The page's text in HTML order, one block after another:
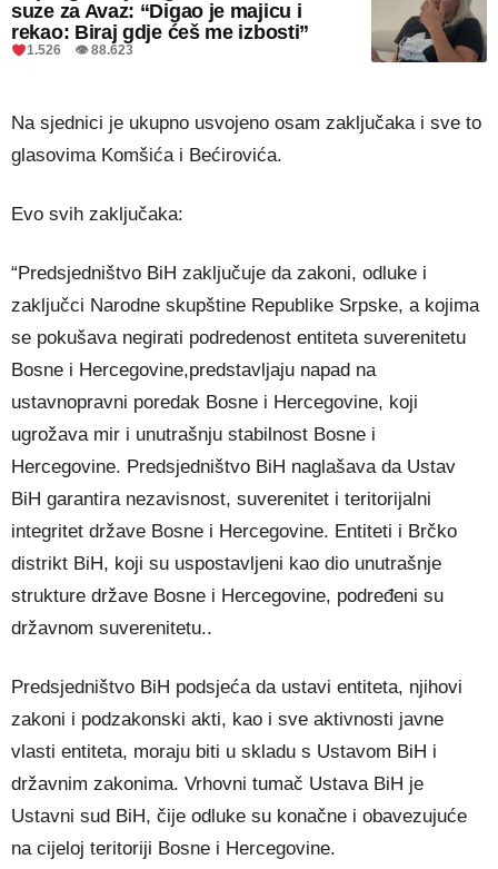
suze za Avaz: “Digao je majicu i
rekao: Biraj gdje ćeš me izbosti”
1.526 👁 88.623
Na sjednici je ukupno usvojeno osam zaključaka i sve to
glasovima Komšića i Bećirovića.
Evo svih zaključaka:
“Predsjedništvo BiH zaključuje da zakoni, odluke i
zaključci Narodne skupštine Republike Srpske, a kojima
se pokušava negirati podredenost entiteta suverenitetu
Bosne i Hercegovine,predstavljaju napad na
ustavnopravni poredak Bosne i Hercegovine, koji
ugrožava mir i unutrašnju stabilnost Bosne i
Hercegovine. Predsjedništvo BiH naglašava da Ustav
BiH garantira nezavisnost, suverenitet i teritorijalni
integritet države Bosne i Hercegovine. Entiteti i Brčko
distrikt BiH, koji su uspostavljeni kao dio unutrašnje
strukture države Bosne i Hercegovine, podređeni su
državnom suverenitetu..
Predsjedništvo BiH podsjeća da ustavi entiteta, njihovi
zakoni i podzakonski akti, kao i sve aktivnosti javne
vlasti entiteta, moraju biti u skladu s Ustavom BiH i
državnim zakonima. Vrhovni tumač Ustava BiH je
Ustavni sud BiH, čije odluke su konačne i obavezujuće
na cijeloj teritoriji Bosne i Hercegovine.